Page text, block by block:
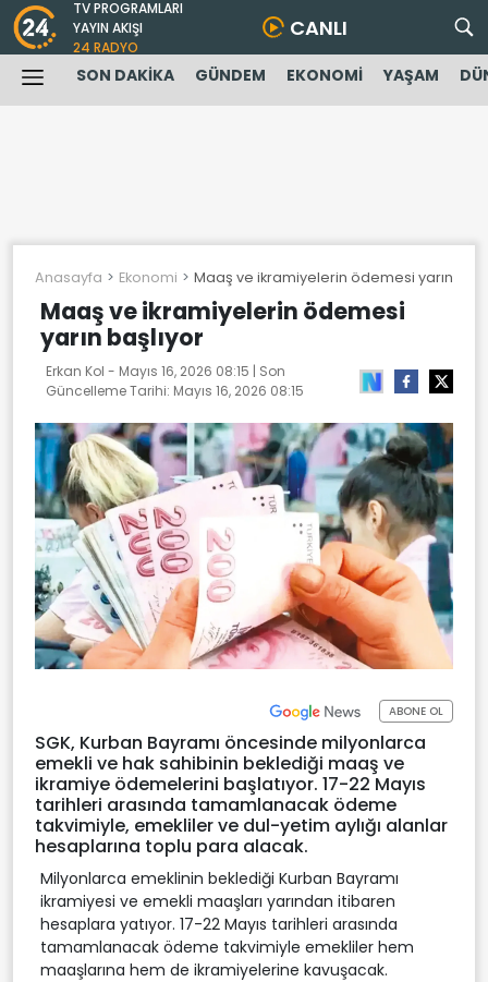
TV PROGRAMLARI
YAYIN AKIŞI
24 RADYO
CANLI
SON DAKİKA GÜNDEM EKONOMİ YAŞAM
Anasayfa Ekonomi Maaş ve ikramiyelerin ödemesi yarın
Maaş ve ikramiyelerin ödemesi
yarın başlıyor
Erkan Kol - Mayıs 16, 2026 08:15 | Son
Güncelleme Tarihi: Mayıs 16, 2026 08:15
ABONE OL
SGK, Kurban Bayramı öncesinde milyonlarca
emekli ve hak sahibinin beklediği maaş ve
ikramiye ödemelerini başlatıyor. 17-22 Mayıs
tarihleri arasında tamamlanacak ödeme
takvimiyle, emekliler ve dul-yetim aylığı alanlar
hesaplarına toplu para alacak.
Milyonlarca emeklinin beklediği Kurban Bayramı
ikramiyesi ve emekli maaşları yarından itibaren
hesaplara yatıyor. 17-22 Mayıs tarihleri arasında
tamamlanacak ödeme takvimiyle emekliler hem
maaşlarına hem de ikramiyelerine kavuşacak.